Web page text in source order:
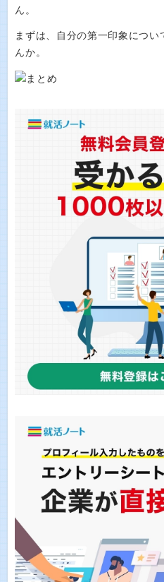
ん。
まずは、自分の第一印象につ
んか。